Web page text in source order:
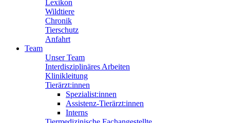
Lexikon
Wildtiere
Chronik
Tierschutz
Anfahrt
Team
Unser Team
Interdisziplinäres Arbeiten
Klinikleitung
Tierärzt:innen
Spezialist:innen
Assistenz-Tierärzt:innen
Interns